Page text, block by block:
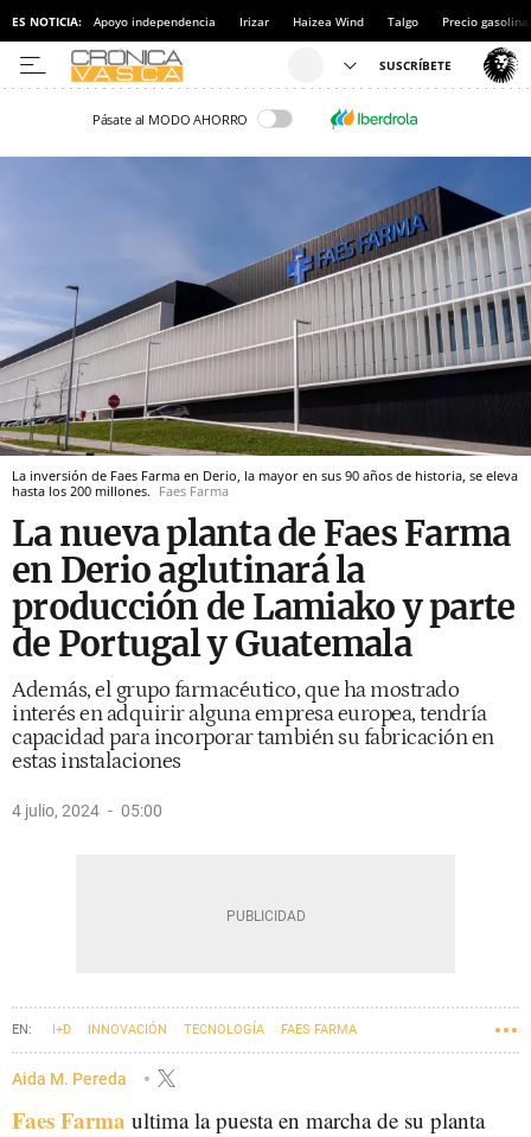
ES NOTICIA: Apoyo independencia Irizar Haizea Wind Talgo Precio gasolina
Pásate al MODO AHORRO
La inversión de Faes Farma en Derio, la mayor en sus 90 años de historia, se eleva
hasta los 200 millones. Faes Farma
La nueva planta de Faes Farma
en Derio aglutinará la
producción de Lamiako y parte
de Portugal y Guatemala
Además, el grupo farmacéutico, que ha mostrado
interés en adquirir alguna empresa europea, tendría
capacidad para incorporar también su fabricación en
estas instalaciones
4 julio, 2024 05:00
I+D INNOVACIÓN TECNOLOGÍA FAES FARMA
INDUSTRIA FARMACÉUTICA
Aida M. Pereda
Faes Farma ultima la puesta en marcha de su planta